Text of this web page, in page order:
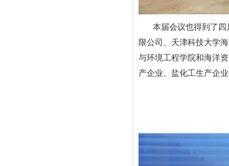
本届会议也得到了四
限公司、天津科技大学
与环境工程学院和海洋
产企业、盐化工生产企